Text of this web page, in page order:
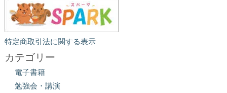
特定商取引法に関する表示
カテゴリー
電子書籍
勉強会・講演